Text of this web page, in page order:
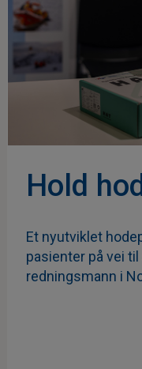
Hold
Et nyutviklet
pasienter på vei
redningsmann i